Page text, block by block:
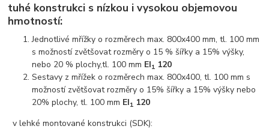
tuhé konstrukci s nízkou i vysokou objemovou
hmotností:
Jednotlivé mřížky o rozměrech max. 800x400 mm, tl. 100 mm
s možností zvětšovat rozměry o 15 % šířky a 15% výšky,
nebo 20 % plochy,tl. 100 mm EI1 120
Sestavy z mřížek o rozměrech max. 800x400, tl. 100 mm s
možností zvětšovat rozměry o 15% šířky a 15% výšky nebo
20% plochy, tl. 100 mm EI1 120
v lehké montované konstrukci (SDK):